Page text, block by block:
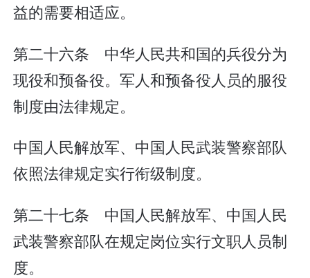
益的需要相适应。
第二十六条 中华人民共和国的兵役分为
现役和预备役。军人和预备役人员的服役
制度由法律规定。
中国人民解放军、中国人民武装警察部队
依照法律规定实行衔级制度。
第二十七条 中国人民解放军、中国人民
武装警察部队在规定岗位实行文职人员制
度。